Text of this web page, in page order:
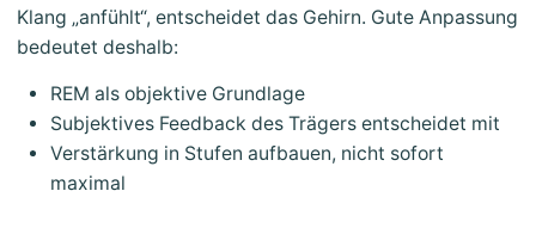
Klang „anfühlt“, entscheidet das Gehirn. Gute Anpassung
bedeutet deshalb:
REM als objektive Grundlage
Subjektives Feedback des Trägers entscheidet mit
Verstärkung in Stufen aufbauen, nicht sofort
maximal